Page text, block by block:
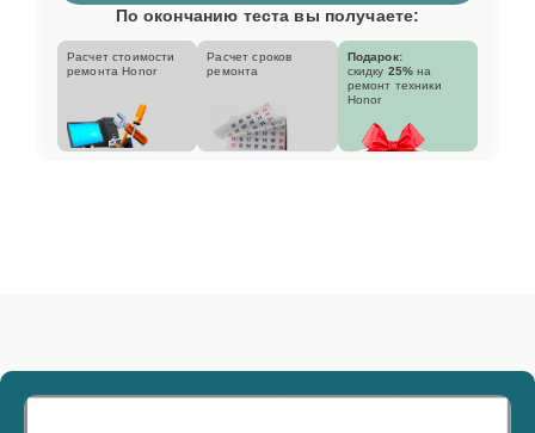
По окончанию теста вы получаете:
Расчет стоимости
ремонта Honor
Расчет сроков
ремонта
Подарок:
скидку 25% на
ремонт техники
Honor